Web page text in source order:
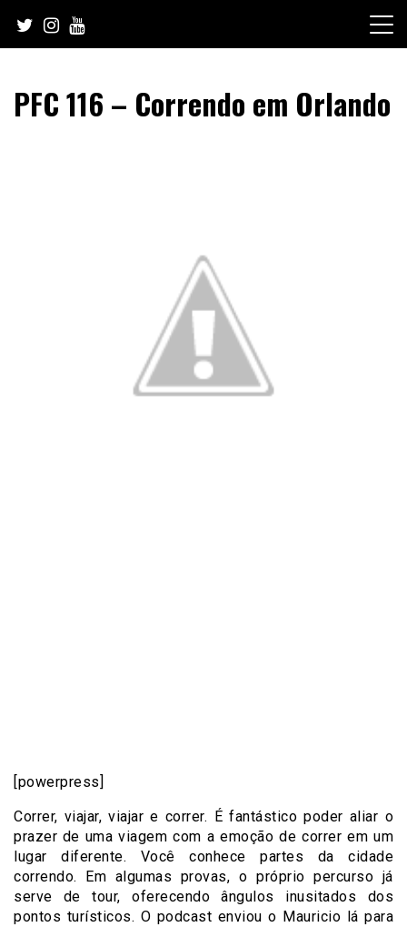
content
PFC 116 – Correndo em Orlando
[powerpress]
Correr, viajar, viajar e correr. É fantástico poder aliar o
prazer de uma viagem com a emoção de correr em um
lugar diferente. Você conhece partes da cidade
correndo. Em algumas provas, o próprio percurso já
serve de tour, oferecendo ângulos inusitados dos
pontos turísticos. O podcast enviou o Mauricio lá para